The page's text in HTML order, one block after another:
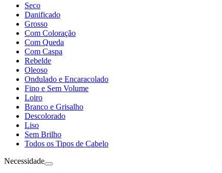
Seco
Danificado
Grosso
Com Coloração
Com Queda
Com Caspa
Rebelde
Oleoso
Ondulado e Encaracolado
Fino e Sem Volume
Loiro
Branco e Grisalho
Descolorado
Liso
Sem Brilho
Todos os Tipos de Cabelo
Necessidade